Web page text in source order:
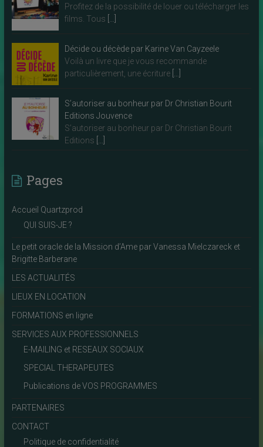
Profitez de la possibilité de louer ou télécharger les
films. Tous
Décide ou décède par Karine Van Cayzeele
Voilà un livre que je vous recommande
particulièrement, une écriture
S’autoriser au bonheur par Dr Christian Bourit
Editions Jouvence
S’autoriser au bonheur par Dr Christian Bourit
Editions
Pages
Accueil Quartzprod
QUI SUIS-JE ?
Le petit oracle de la Mission d’Ame par Vanessa Mielczareck et
Brigitte Barberane
LES ACTUALITÉS
LIEUX EN LOCATION
FORMATIONS en ligne
SERVICES AUX PROFESSIONNELS
E-MAILING et RESEAUX SOCIAUX
SPECIAL THERAPEUTES
Publications de VOS PROGRAMMES
PARTENAIRES
CONTACT
Politique de confidentialité